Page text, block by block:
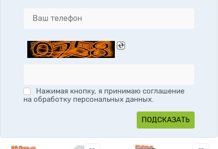
Нажимая кнопку, я принимаю соглашение
на обработку персональных данных.